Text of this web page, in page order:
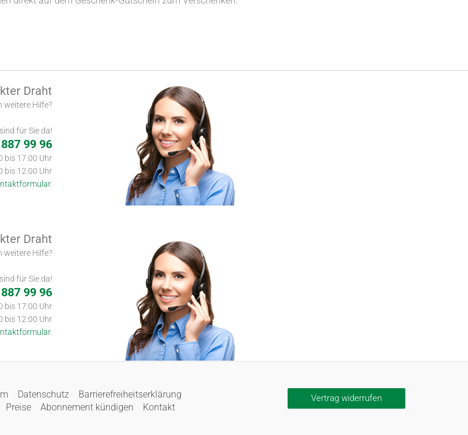
Draht
weitere Hilfe?
für Sie da!
99 96
bis 17:00 Uhr
bis 12:00 Uhr
.
Draht
weitere Hilfe?
für Sie da!
99 96
bis 17:00 Uhr
bis 12:00 Uhr
.
Datenschutz
Barrierefreiheitserklärung
Preise Abonnement kündigen Kontakt
Vertrag widerrufen